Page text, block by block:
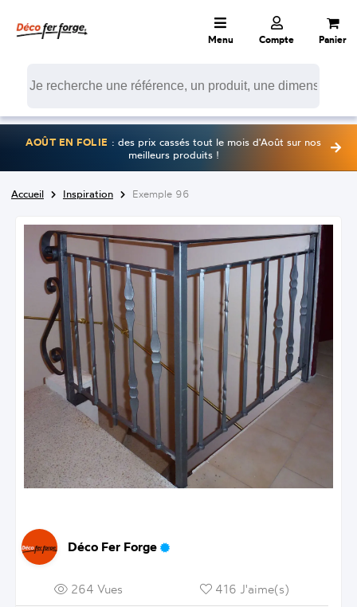
Menu Compte Panier
AOÛT EN FOLIE : des prix cassés tout le mois d'Août sur nos
meilleurs produits !
Accueil Inspiration Exemple 96
Déco Fer Forge
264 Vues 416 J'aime(s)